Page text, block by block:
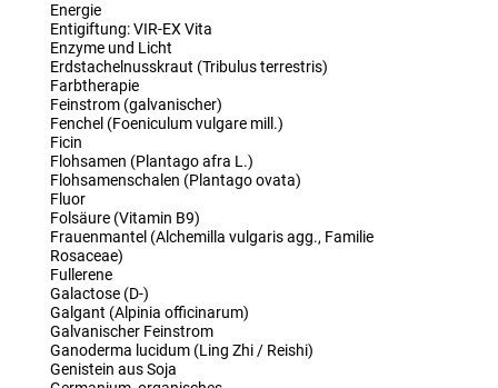
Energie
Entigiftung: VIR-EX Vita
Enzyme und Licht
Erdstachelnusskraut (Tribulus terrestris)
Farbtherapie
Feinstrom (galvanischer)
Fenchel (Foeniculum vulgare mill.)
Ficin
Flohsamen (Plantago afra L.)
Flohsamenschalen (Plantago ovata)
Fluor
Folsäure (Vitamin B9)
Frauenmantel (Alchemilla vulgaris agg., Familie
Rosaceae)
Fullerene
Galactose (D-)
Galgant (Alpinia officinarum)
Galvanischer Feinstrom
Ganoderma lucidum (Ling Zhi / Reishi)
Genistein aus Soja